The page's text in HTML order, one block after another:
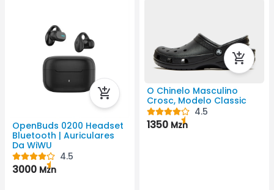
OpenBuds 0200 Headset
Bluetooth | Auriculares
Da WiWU
4.5
3000 Mzn
O Chinelo Masculino
Crosc, Modelo Classic
4.5
1350 Mzn